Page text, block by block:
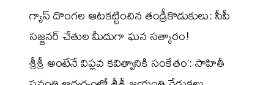
గ్యాస్ దొంగల ఆటకట్టించిన తండ్రీకొడుకులు: సీపీ
సజ్జనర్ చేతుల మీదుగా ఘన సత్కారం!
శ్రీశ్రీ అంటేనే విప్లవ కవిత్వానికి సంకేతం’: సాహితీ